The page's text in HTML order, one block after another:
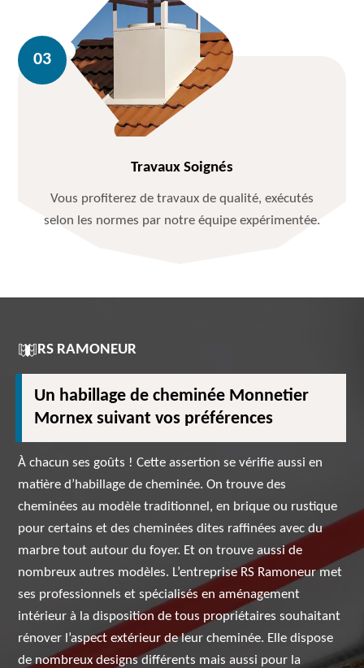
Travaux Soignés
Vous profiterez de travaux de qualité, exécutés
selon les normes par notre équipe expérimentée.
RS RAMONEUR
Un habillage de cheminée Monnetier
Mornex suivant vos préférences
À chacun ses goûts ! Cette assertion se vérifie aussi en
matière d’habillage de cheminée. On trouve des
cheminées au modèle traditionnel, en brique ou rustique
pour certains et des cheminées dites raffinées avec du
marbre tout autour du foyer. Et on trouve aussi de
nombreux autres modèles. L’entreprise RS Ramoneur met
ses professionnels et spécialisés en aménagement
intérieur à la disposition de tous propriétaires souhaitant
rénover l’aspect extérieur de leur cheminée. Elle dispose
de nombreux designs différents mais aussi pour la